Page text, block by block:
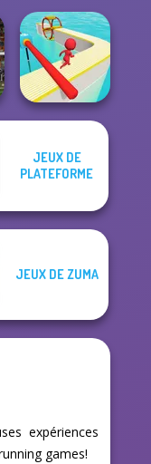
Fun Race 3D
JEUX DE
PLATEFORME
JEUX DE ZUMA
expériences
games!